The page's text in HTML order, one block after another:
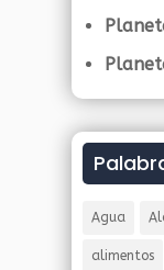
Agua
alimentos